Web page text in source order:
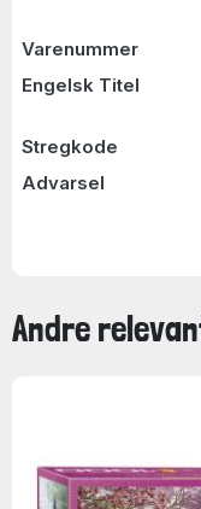
Varenummer
Engelsk Titel
Stregkode
Advarsel
Andre